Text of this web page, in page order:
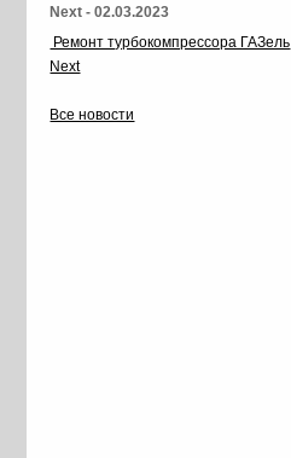
Next - 02.03.2023
Ремонт турбокомпрессора ГАЗель
Next
Все новости